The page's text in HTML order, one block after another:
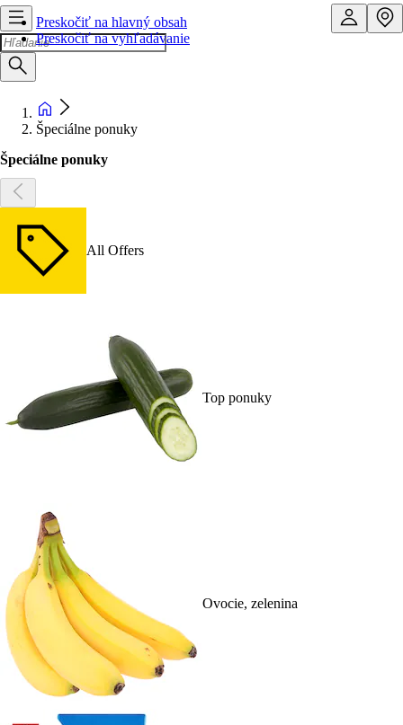
Preskočiť na hlavný obsah
Preskočiť na vyhľadávanie
Špeciálne ponuky
Špeciálne ponuky
All Offers
Top ponuky
Ovocie, zelenina